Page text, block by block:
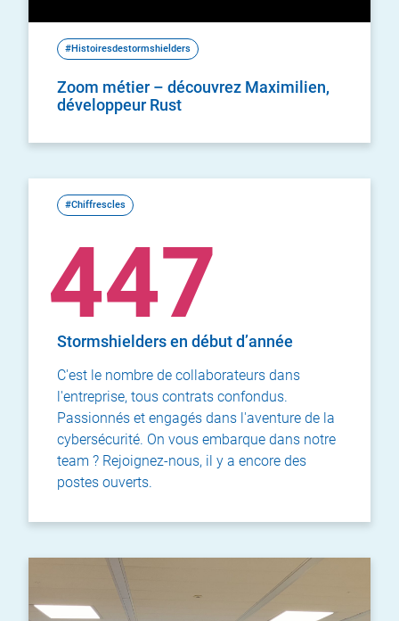
#Histoiresdestormshielders
Zoom métier – découvrez Maximilien,
développeur Rust
#Chiffrescles
447
Stormshielders en début d’année
C'est le nombre de collaborateurs dans
l'entreprise, tous contrats confondus.
Passionnés et engagés dans l'aventure de la
cybersécurité. On vous embarque dans notre
team ? Rejoignez-nous, il y a encore des
postes ouverts.